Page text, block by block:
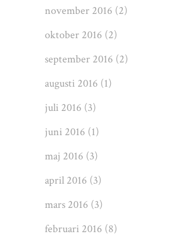
november 2016 (2)
oktober 2016 (2)
september 2016 (2)
augusti 2016 (1)
juli 2016 (3)
juni 2016 (1)
maj 2016 (3)
april 2016 (3)
mars 2016 (3)
februari 2016 (8)